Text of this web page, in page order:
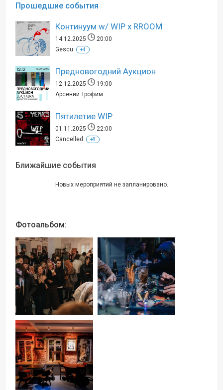
Прошедшие события
Континуум w/ WIP x RROOM
14.12.2025
20:00
Gescu
+4
Предновогодний Аукцион
12.12.2025
19:00
Арсений Трофим
Пятилетие WIP
01.11.2025
22:00
Cancelled
+8
Ближайшие события
Новых мероприятий не запланировано.
Фотоальбом: